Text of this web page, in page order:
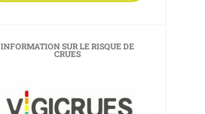
INFORMATION SUR LE RISQUE DE
CRUES